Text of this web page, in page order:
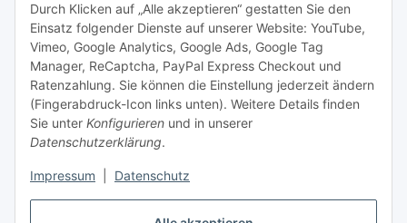
Durch Klicken auf „Alle akzeptieren“ gestatten Sie den
Einsatz folgender Dienste auf unserer Website: YouTube,
Vimeo, Google Analytics, Google Ads, Google Tag
Manager, ReCaptcha, PayPal Express Checkout und
Ratenzahlung. Sie können die Einstellung jederzeit ändern
(Fingerabdruck-Icon links unten). Weitere Details finden
Sie unter Konfigurieren und in unserer
Datenschutzerklärung.
Impressum Datenschutz
Abonnieren
Informationen
Gesetzliche Informationen